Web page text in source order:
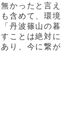
かったと言え
含めて、環境
丹波篠山の暮
ことは絶対に
り、今に繋が